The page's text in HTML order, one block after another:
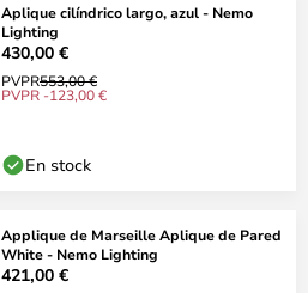
Aplique cilíndrico largo, azul - Nemo
Lighting
430,00 €
PVPR553,00 €
PVPR -123,00 €
En stock
Applique de Marseille Aplique de Pared
White - Nemo Lighting
421,00 €